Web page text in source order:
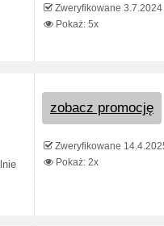
Zweryfikowane 3.7.2024
Pokaż: 5x
zobacz promocję
Zweryfikowane
Pokaż: 2x